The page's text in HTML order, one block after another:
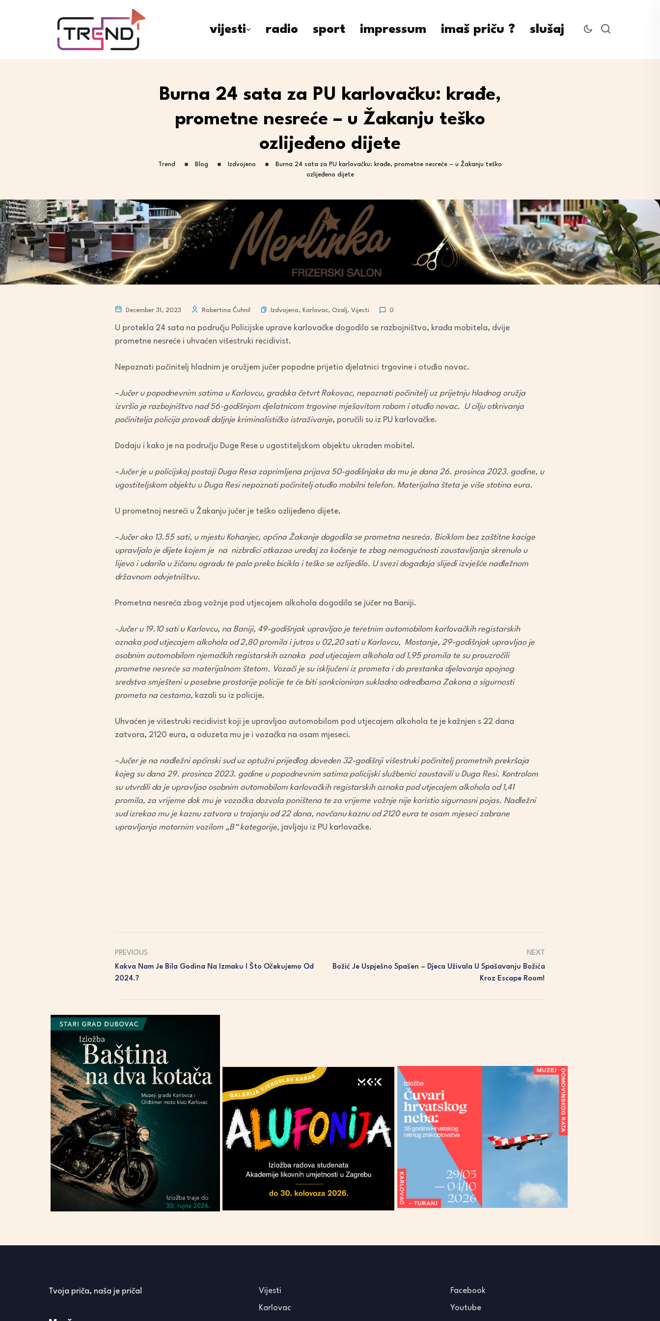
vijesti radio sport impressum imaš priču ? slušaj
Burna 24 sata za PU karlovačku: krađe,
prometne nesreće – u Žakanju teško
ozlijeđeno dijete
Trend Blog Izdvojeno
Burna 24 sata za PU karlovačku: krađe, prometne nesreće – u Žakanju teško
ozlijeđeno dijete
December 31, 2023 Robertina Čuhnil Izdvojeno, Karlovac, Ozalj, Vijesti 0
U protekla 24 sata na području Policijske uprave karlovačke dogodilo se razbojništvo, krađa mobitela, dvije
prometne nesreće i uhvaćen višestruki recidivist.
Nepoznati počinitelj hladnim je oružjem jučer popodne prijetio djelatnici trgovine i otuđio novac.
–Jučer u popodnevnim satima u Karlovcu, gradska četvrt Rakovac, nepoznati počinitelj uz prijetnju hladnog oružja
izvršio je razbojništvo nad 56-godišnjom djelatnicom trgovine mješovitom robom i otuđio novac. U cilju otkrivanja
počinitelja policija provodi daljnje kriminalističko istraživanje, poručili su iz PU karlovačke.
Dodaju i kako je na području Duge Rese u ugostiteljskom objektu ukraden mobitel.
–Jučer je u policijskoj postaji Duga Resa zaprimljena prijava 50-godišnjaka da mu je dana 26. prosinca 2023. godine, u
ugostiteljskom objektu u Duga Resi nepoznati počinitelj otuđio mobilni telefon. Materijalna šteta je više stotina eura.
U prometnoj nesreći u Žakanju jučer je teško ozlijeđeno dijete.
–Jučer oko 13.55 sati, u mjestu Kohanjec, općina Žakanje dogodila se prometna nesreća. Biciklom bez zaštitne kacige
upravljalo je dijete kojem je na nizbrdici otkazao uređaj za kočenje te zbog nemogućnosti zaustavljanja skrenulo u
lijevo i udarilo u žičanu ogradu te palo preko bicikla i teško se ozlijedilo. U svezi događaja slijedi izvješće nadležnom
državnom odvjetništvu.
Prometna nesreća zbog vožnje pod utjecajem alkohola dogodila se jučer na Baniji.
-Jučer u 19.10 sati u Karlovcu, na Baniji, 49-godišnjak upravljao je teretnim automobilom karlovačkih registarskih
oznaka pod utjecajem alkohola od 2,80 promila i jutros u 02,20 sati u Karlovcu, Mostanje, 29-godišnjak upravljao je
osobnim automobilom njemačkih registarskih oznaka pod utjecajem alkohola od 1,95 promila te su prouzročili
prometne nesreće sa materijalnom štetom. Vozači je su isključeni iz prometa i do prestanka djelovanja opojnog
sredstva smješteni u posebne prostorije policije te će bitisankcioniran sukladno odredbama Zakona o sigurnosti
prometa na cestama, kazali su iz policije.
Uhvaćen je višestruki recidivist koji je upravljao automobilom pod utjecajem alkohola te je kažnjen s 22 dana
zatvora, 2120 eura, a oduzeta mu je i vozačka na osam mjeseci.
–Jučer je na nadležni općinski sud uz optužni prijedlog doveden 32-godišnji višestruki počinitelj prometnih prekršaja
kojeg su dana 29. prosinca 2023. godine u popodnevnim satima policijski službenici zaustavili u Duga Resi. Kontrolom
su utvrdili da je upravljao osobnim automobilom karlovačkih registarskih oznaka pod utjecajem alkohola od 1,41
promila, za vrijeme dok mu je vozačka dozvola poništena te za vrijeme vožnje nije koristio sigurnosni pojas. Nadležni
sud izrekao mu je kaznu zatvora u trajanju od 22 dana, novčanu kaznu od 2120 eura te osam mjeseci zabrane
upravljanja motornim vozilom „B“ kategorije, javljaju iz PU karlovačke.
PREVIOUS
Kakva Nam Je Bila Godina Na Izmaku I Što Očekujemo Od
2024.?
NEXT
Božić Je Uspješno Spašen – Djeca Uživala U Spašavanju Božića
Kroz Escape Room!
Tvoja priča, naša je priča! Vijesti
Karlovac
Facebook
Youtube